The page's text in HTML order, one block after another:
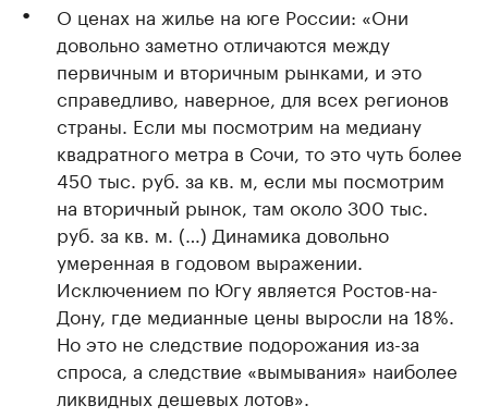
О ценах на жилье на юге России: «Они
довольно заметно отличаются между
первичным и вторичным рынками, и это
справедливо, наверное, для всех регионов
страны. Если мы посмотрим на медиану
квадратного метра в Сочи, то это чуть более
450 тыс. руб. за кв. м, если мы посмотрим
на вторичный рынок, там около 300 тыс.
руб. за кв. м. (…) Динамика довольно
умеренная в годовом выражении.
Исключением по Югу является Ростов-на-
Дону, где медианные цены выросли на 18%.
Но это не следствие подорожания из-за
спроса, а следствие «вымывания» наиболее
ликвидных дешевых лотов».